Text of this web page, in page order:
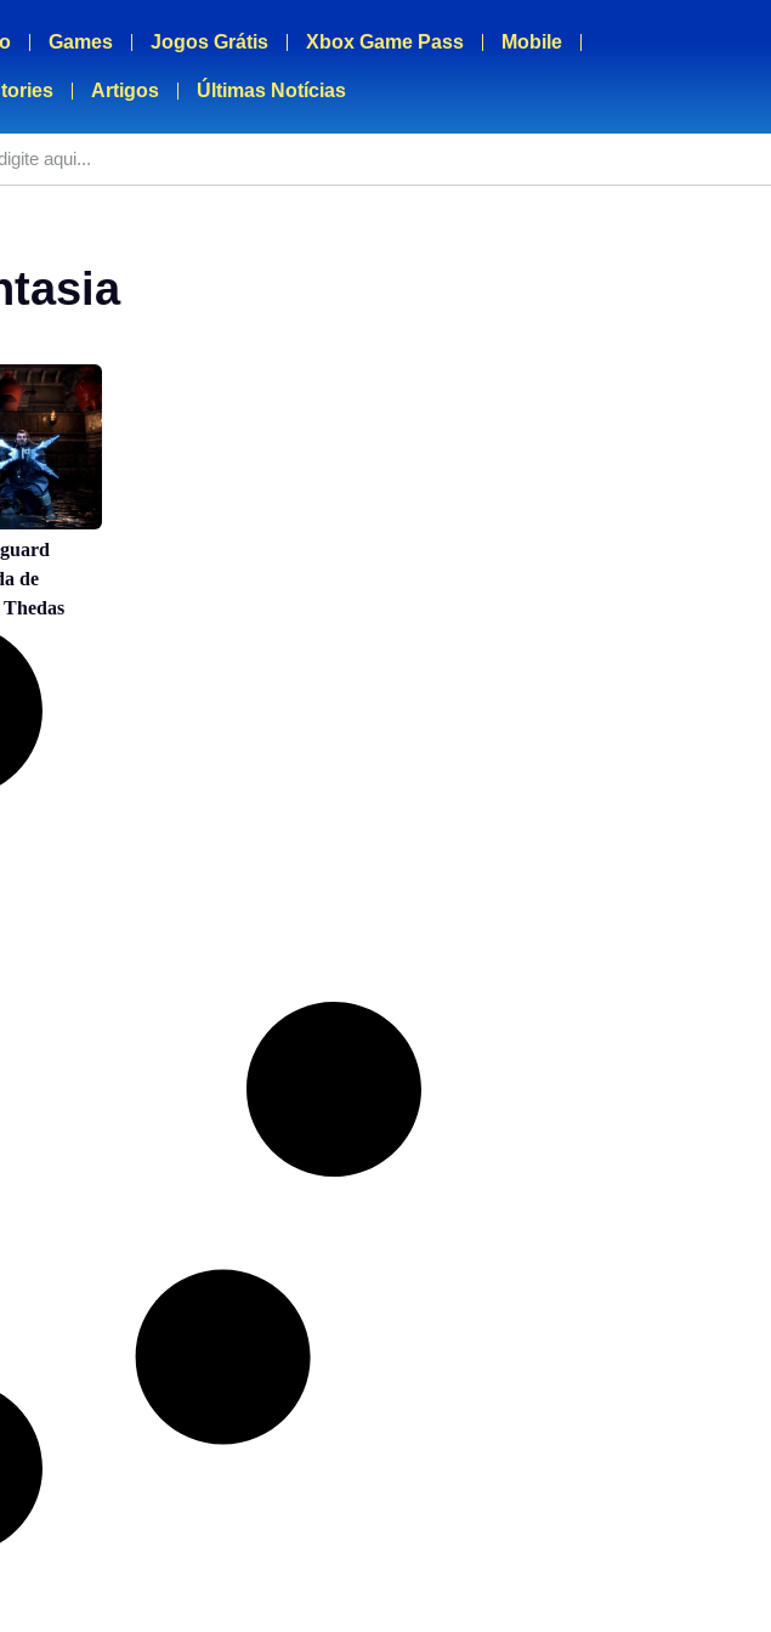
Games Jogos Grátis Xbox Game Pass Mobile
Artigos Últimas Notícias
de
Thedas